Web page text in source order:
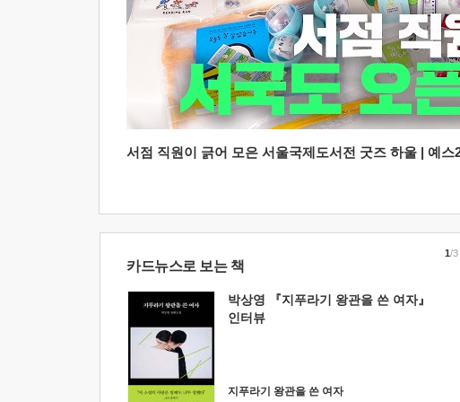
서점 직원이 긁어 모은 서울국제도서전 굿즈 하울 | 예스
카드뉴스로 보는 책
박상영 『지푸라기 왕관을 쓴 여자』
인터뷰
지푸라기 왕관을 쓴 여자
1/3